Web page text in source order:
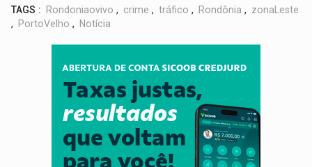
TAGS : Rondoniaovivo , crime , tráfico , Rondônia , zonaLeste
,
PortoVelho , Notícia